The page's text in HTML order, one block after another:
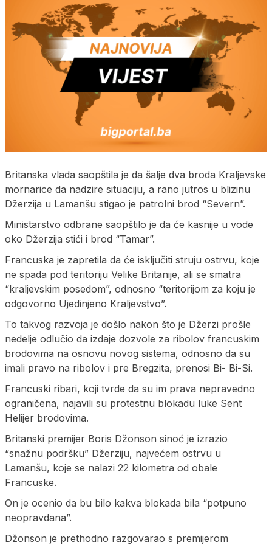
Britanska vlada saopštila je da šalje dva broda Kraljevske
mornarice da nadzire situaciju, a rano jutros u blizinu
Džerzija u Lamanšu stigao je patrolni brod “Severn”.
Ministarstvo odbrane saopštilo je da će kasnije u vode
oko Džerzija stići i brod “Tamar”.
Francuska je zapretila da će isključiti struju ostrvu, koje
ne spada pod teritoriju Velike Britanije, ali se smatra
“kraljevskim posedom”, odnosno “teritorijom za koju je
odgovorno Ujedinjeno Kraljevstvo”.
To takvog razvoja je došlo nakon što je Džerzi prošle
nedelje odlučio da izdaje dozvole za ribolov francuskim
brodovima na osnovu novog sistema, odnosno da su
imali pravo na ribolov i pre Bregzita, prenosi Bi- Bi-Si.
Francuski ribari, koji tvrde da su im prava nepravedno
ograničena, najavili su protestnu blokadu luke Sent
Helijer brodovima.
Britanski premijer Boris Džonson sinoć je izrazio
“snažnu podršku” Džerziju, najvećem ostrvu u
Lamanšu, koje se nalazi 22 kilometra od obale
Francuske.
On je ocenio da bu bilo kakva blokada bila “potpuno
neopravdana”.
Džonson je prethodno razgovarao s premijerom